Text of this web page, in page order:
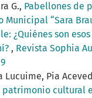
G., Pabellones de
Municipal “Sara
¿Quiénes son
, Revista Sophia
Lucuime, Pia
patrimonio cultural